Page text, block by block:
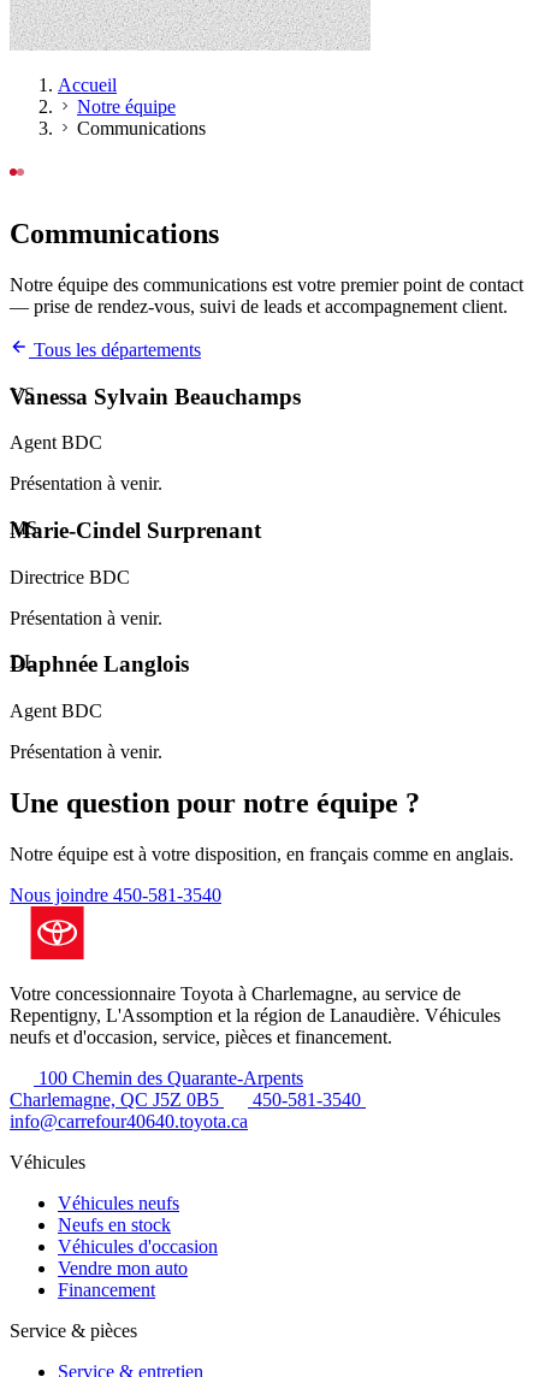
Accueil
Notre équipe
Communications
Communications
Notre équipe des communications est votre premier point de contact
— prise de rendez-vous, suivi de leads et accompagnement client.
Tous les départements
VS
Vanessa Sylvain Beauchamps
Agent BDC
Présentation à venir.
MS
Marie-Cindel Surprenant
Directrice BDC
Présentation à venir.
DL
Daphnée Langlois
Agent BDC
Présentation à venir.
Une question pour notre équipe ?
Notre équipe est à votre disposition, en français comme en anglais.
Nous joindre 450-581-3540
Votre concessionnaire Toyota à Charlemagne, au service de
Repentigny, L'Assomption et la région de Lanaudière. Véhicules
neufs et d'occasion, service, pièces et financement.
100 Chemin des Quarante-Arpents
Charlemagne, QC J5Z 0B5
450-581-3540
info@carrefour40640.toyota.ca
Véhicules
Véhicules neufs
Neufs en stock
Véhicules d'occasion
Vendre mon auto
Financement
Service & pièces
Service & entretien